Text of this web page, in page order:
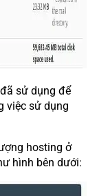
sử dụng để
việc sử dụng
hosting ở
hình bên dưới: